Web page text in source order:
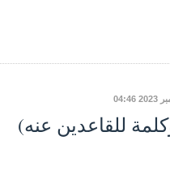
للقاعدين عنه)